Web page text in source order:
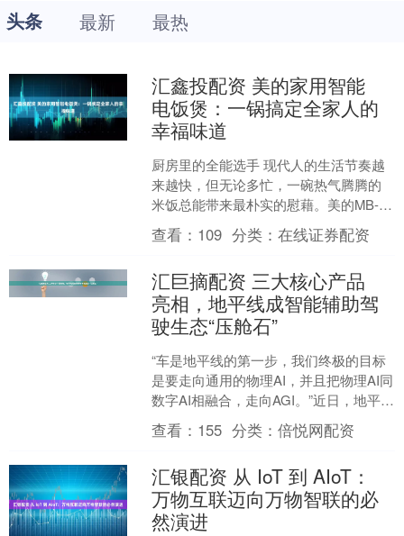
头条 最新 最热
汇鑫投配资 美的家用智能
电饭煲：一锅搞定全家人的
幸福味道
厨房里的全能选手 现代人的生活节奏越
来越快，但无论多忙，一碗热气腾腾的
米饭总能带来最朴实的慰藉。美的MB-
5E86电饭煲就是这样一位默默付出的"厨
房好帮手"，它....
查看： 109 分类：在线证券配资
汇巨摘配资 三大核心产品
亮相，地平线成智能辅助驾
驶生态“压舱石”
“车是地平线的第一步，我们终极的目标
是要走向通用的物理AI，并且把物理AI同
数字AI相融合，走向AGI。”近日，地平线
创始人兼CEO余凯对于地平线未来五至
十年的....
查看： 155 分类：倍悦网配资
汇银配资 从 IoT 到 AIoT：
万物互联迈向万物智联的必
然演进